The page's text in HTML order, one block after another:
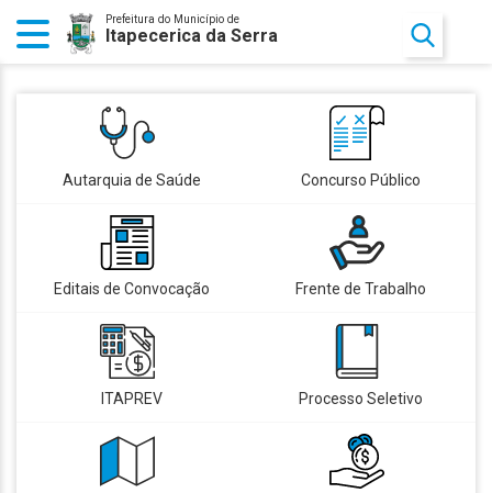
Prefeitura do Município de
Itapecerica da Serra
Autarquia de Saúde Concurso Público
Editais de Convocação Frente de Trabalho
ITAPREV Processo Seletivo